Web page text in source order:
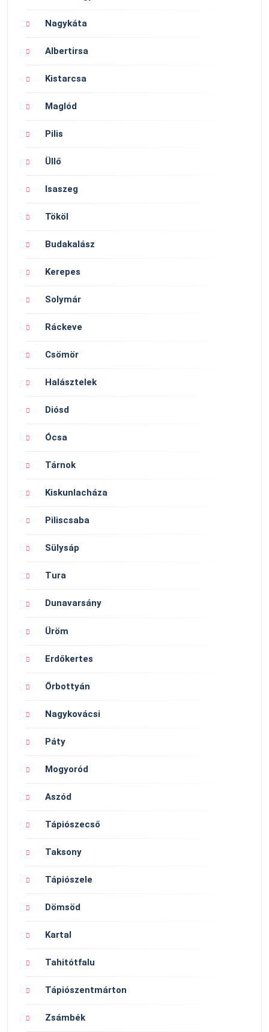
Nagykáta
Albertirsa
Kistarcsa
Maglód
Pilis
Üllő
Isaszeg
Tököl
Budakalász
Kerepes
Solymár
Ráckeve
Csömör
Halásztelek
Diósd
Ócsa
Tárnok
Kiskunlacháza
Piliscsaba
Sülysáp
Tura
Dunavarsány
Üröm
Erdőkertes
Őrbottyán
Nagykovácsi
Páty
Mogyoród
Aszód
Tápiószecső
Taksony
Tápiószele
Dömsöd
Kartal
Tahitótfalu
Tápiószentmárton
Zsámbék